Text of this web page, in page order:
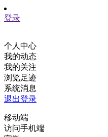
登录
个人中心
我的动态
我的关注
浏览足迹
系统消息
退出登录
移动端
访问手机端